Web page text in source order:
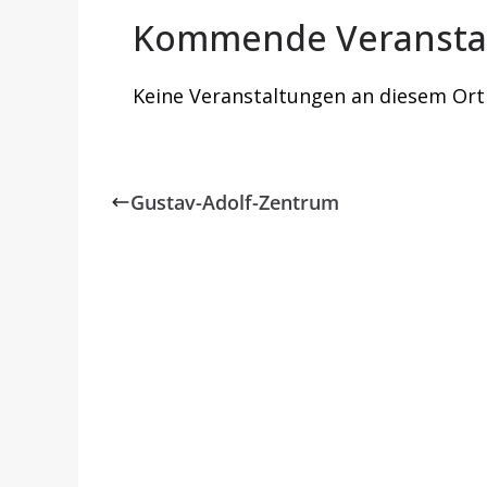
Kommende
Keine Veranstaltungen an diesem Ort
Gustav-Adolf-Zentrum